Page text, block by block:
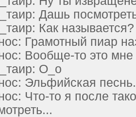
Дашь
Как называется?
Грамотный пиар
Вообще-то это
О_о
Эльфийская
Что-то я после